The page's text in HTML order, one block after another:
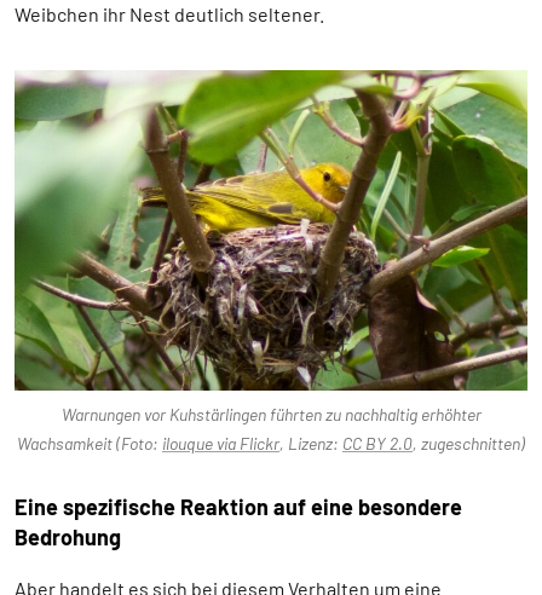
Weibchen ihr Nest deutlich seltener.
Warnungen vor Kuhstärlingen führten zu nachhaltig erhöhter
Wachsamkeit (Foto: ilouque via Flickr, Lizenz: CC BY 2.0, zugeschnitten)
Eine spezifische Reaktion auf eine besondere
Bedrohung
Aber handelt es sich bei diesem Verhalten um eine